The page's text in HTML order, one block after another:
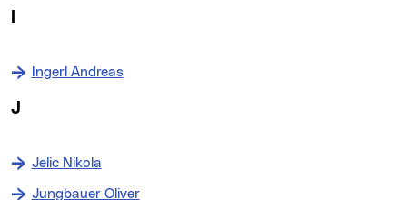
Ingerl Andreas
J
Jelic Nikola
Jungbauer Oliver